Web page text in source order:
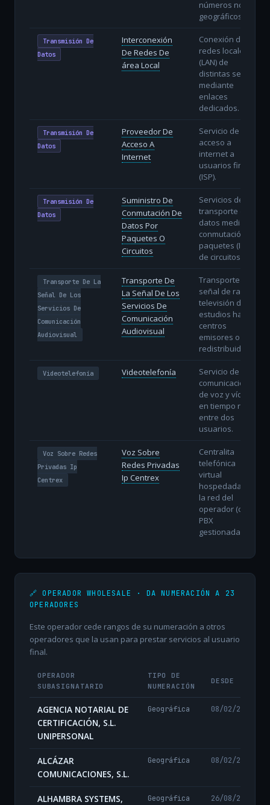
números no
geográficos.
Transmisión De
Datos
Interconexión
De Redes De
área Local
Conexión de
redes locales
(LAN) de
distintas sedes
mediante
enlaces
dedicados.
Transmisión De
Datos
Proveedor De
Acceso A
Internet
Servicio de
acceso a
internet a
usuarios finales
(ISP).
Transmisión De
Datos
Suministro De
Conmutación De
Datos Por
Paquetes O
Circuitos
Servicios de
transporte de
datos mediante
conmutación de
paquetes (IP) o
de circuitos.
Transporte De La
Señal De Los
Servicios De
Comunicación
Audiovisual
Transporte De
La Señal De Los
Servicios De
Comunicación
Audiovisual
Transporte de la
señal de radio y
televisión desde
estudios hasta
centros
emisores o
redistribuidores.
Videotelefonía Videotelefonía
Servicio de
comunicación
de voz y vídeo
en tiempo real
entre dos
usuarios.
Voz Sobre Redes
Privadas Ip
Centrex
Voz Sobre
Redes Privadas
Ip Centrex
Centralita
telefónica
virtual
hospedada en
la red del
operador (cloud
PBX
gestionada).
🔗 OPERADOR WHOLESALE · DA NUMERACIÓN A 23
OPERADORES
Este operador cede rangos de su numeración a otros
operadores que la usan para prestar servicios al usuario
final.
OPERADOR
SUBASIGNATARIO
TIPO DE
NUMERACIÓN
DESDE
AGENCIA NOTARIAL DE
CERTIFICACIÓN, S.L.
UNIPERSONAL
Geográfica 08/02/2024
ALCÁZAR
COMUNICACIONES, S.L.
Geográfica 08/02/2024
ALHAMBRA SYSTEMS,
Geográfica 26/08/2024